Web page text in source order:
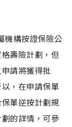
機構按證保險公
壽險計劃，但
請將獲得批
，在申請保單
單逆按計劃規
的詳情，可參